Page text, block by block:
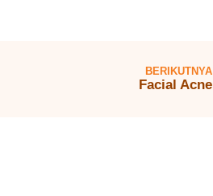
BERIKUTNYA
Facial Acne